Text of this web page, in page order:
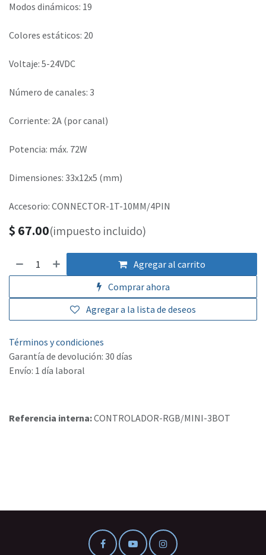
Modos dinámicos: 19
Colores estáticos: 20
Voltaje: 5-24VDC
Número de canales: 3
Corriente: 2A (por canal)
Potencia: máx. 72W
Dimensiones: 33x12x5 (mm)
Accesorio: CONNECTOR-1T-10MM/4PIN
$ 67.00(impuesto incluido)
Agregar al carrito
Comprar ahora
Agregar a la lista de deseos
Términos y condiciones
Garantía de devolución: 30 días
Envío: 1 día laboral
Referencia interna:CONTROLADOR-RGB/MINI-3BOT